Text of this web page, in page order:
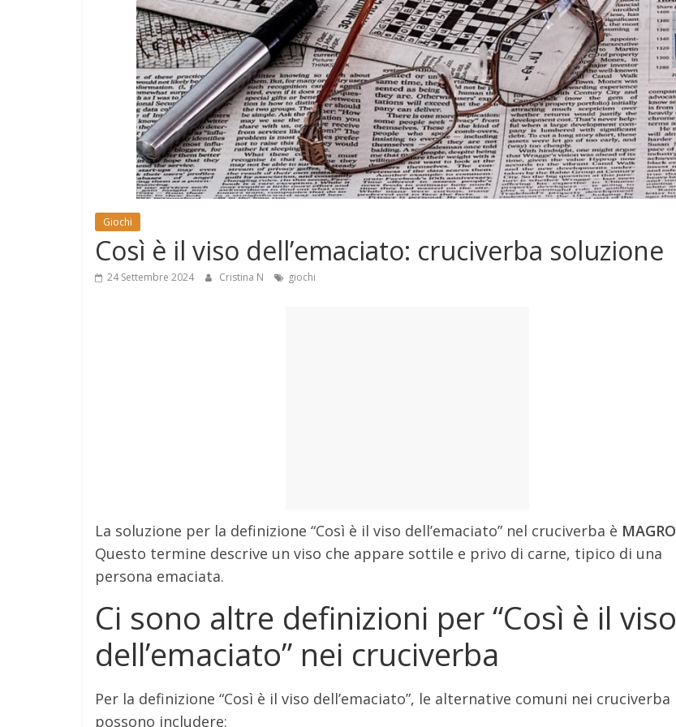
Giochi
Così è il viso dell’emaciato: cruciverba soluzione
24 Settembre 2024 Cristina N giochi
La soluzione per la definizione “Così è il viso dell’emaciato” nel cruciverba è MAGRO
Questo termine descrive un viso che appare sottile e privo di carne, tipico di una
persona emaciata.
Ci sono altre definizioni per “Così è il viso
dell’emaciato” nei cruciverba
Per la definizione “Così è il viso dell’emaciato”, le alternative comuni nei cruciverba
possono includere: